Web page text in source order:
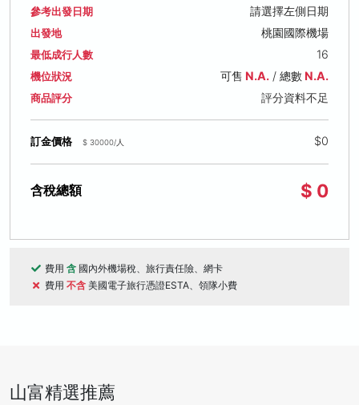
參考出發日期 請選擇左側日期
出發地 桃園國際機場
最低成行人數 16
機位狀況 可售 N.A./ 總數N.A.
商品評分 評分資料不足
訂金價格 $ 30000/人 $0
含稅總額 $ 0
費用 含 國內外機場稅、旅行責任險、網卡
費用 不含 美國電子旅行憑證ESTA、領隊小費
山富精選推薦